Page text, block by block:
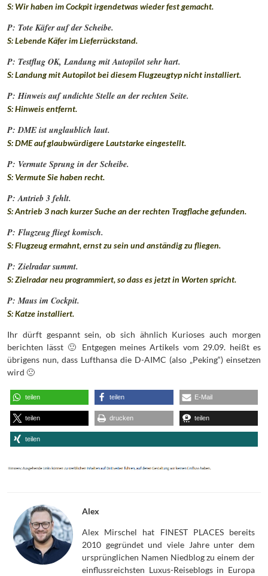
S: Wir haben im Cockpit irgendetwas wieder fest gemacht.
P: Tote Käfer auf der Scheibe.
S: Lebende Käfer im Lieferrückstand.
P: Testflug OK, Landung mit Autopilot sehr hart.
S: Landung mit Autopilot bei diesem Flugzeugtyp nicht installiert.
P: Hinweis auf undichte Stelle an der rechten Seite.
S: Hinweis entfernt.
P: DME ist unglaublich laut.
S: DME auf glaubwürdigere Lautstarke eingestellt.
P: Vermute Sprung in der Scheibe.
S: Vermute Sie haben recht.
P: Antrieb 3 fehlt.
S: Antrieb 3 nach kurzer Suche an der rechten Tragflache gefunden.
P: Flugzeug fliegt komisch.
S: Flugzeug ermahnt, ernst zu sein und anständig zu fliegen.
P: Zielradar summt.
S: Zielradar neu programmiert, so dass es jetzt in Worten spricht.
P: Maus im Cockpit.
S: Katze installiert.
Ihr dürft gespannt sein, ob sich ähnlich Kurioses auch morgen
berichten lässt 🙂 Entgegen meines Artikels vom 29.09. heißt es
übrigens nun, dass Lufthansa die D-AIMC (also „Peking“) einsetzen
wird 🙁
teilen teilen E-Mail
teilen drucken teilen
teilen
Alex
Alex Mirschel hat FINEST PLACES bereits
2010 gegründet und viele Jahre unter dem
ursprünglichen Namen Niedblog zu einem der
einflussreichsten Luxus-Reiseblogs in Europa